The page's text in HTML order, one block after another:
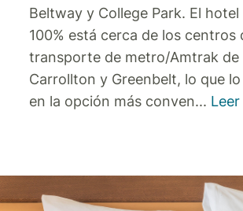
Beltway y College Park. El hotel
100% está cerca de los centros
transporte de metro/Amtrak de
Carrollton y Greenbelt, lo que
en la opción más conven...